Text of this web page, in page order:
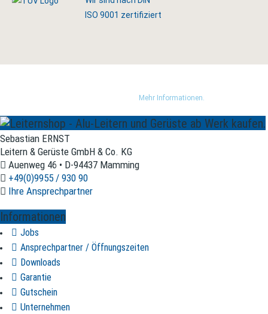
ISO 9001 zertifiziert
Mehr Informationen.
Sebastian ERNST
Leitern & Gerüste GmbH & Co. KG
Auenweg 46 • D-94437 Mamming
+49(0)9955 / 930 90
Ihre Ansprechpartner
Informationen
Jobs
Ansprechpartner / Öffnungszeiten
Downloads
Garantie
Gutschein
Unternehmen